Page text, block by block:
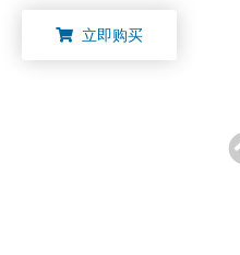
立即购买